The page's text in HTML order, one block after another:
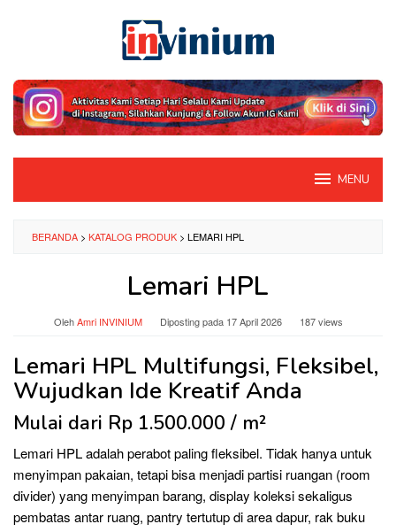
MENU
BERANDA > KATALOG PRODUK > LEMARI HPL
Lemari HPL
OlehAmri INVINIUM Diposting pada 17 April 2026 187 views
Lemari HPL Multifungsi, Fleksibel,
Wujudkan Ide Kreatif Anda
Mulai dari Rp 1.500.000 / m²
Lemari HPL adalah perabot paling fleksibel. Tidak hanya untuk
menyimpan pakaian, tetapi bisa menjadi partisi ruangan (room
divider) yang menyimpan barang, display koleksi sekaligus
pembatas antar ruang, pantry tertutup di area dapur, rak buku